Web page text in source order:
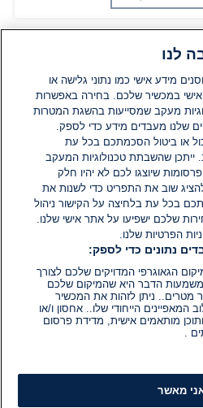
להגיב
לנו
מידע אישי כמו נתוני גלישה או
אישי במכשיר שלכם. בחירה באפשרות
מעקב שמסייעות בהשגת המטרות
שלנו מעבדים מידע כדי לספק.
או ביטול הסכמתכם בכל עת
ייתכן שהשבתת טכנולוגיות המעקב
שיוצגו לכם לא יהיו חלק
שוב את התפריט כדי לשנות את
בכל עת בלחיצה על הקישור ניהול
שלכם ישפיעו על אתר אישי שלנו.
הפרטיות שלנו.
נתונים כדי לספק:
הגאוגרפי המדויקים שלכם לצורך
הדבר היא שהמיקום שלכם
מטרים.. ניתן לזהות את המכשיר
הייחודי שלו.. אחסון ו/או
מותאמים אישית, מדידת פרסום
.
מאשר